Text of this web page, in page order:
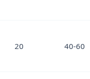
20 40-60